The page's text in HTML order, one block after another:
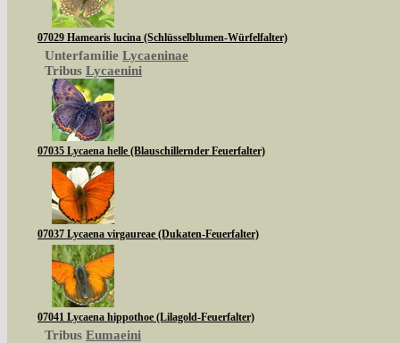
07029 Hamearis lucina (Schlüsselblumen-Würfelfalter)
Unterfamilie Lycaeninae
Tribus Lycaenini
07035 Lycaena helle (Blauschillernder Feuerfalter)
07037 Lycaena virgaureae (Dukaten-Feuerfalter)
07041 Lycaena hippothoe (Lilagold-Feuerfalter)
Tribus Eumaeini